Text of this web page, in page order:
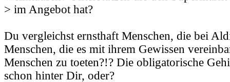
> im Angebot hat?
Du vergleichst ernsthaft Menschen, die bei
Menschen, die es mit ihrem Gewissen
Menschen zu toeten?!? Die obligatorische
schon hinter Dir, oder?